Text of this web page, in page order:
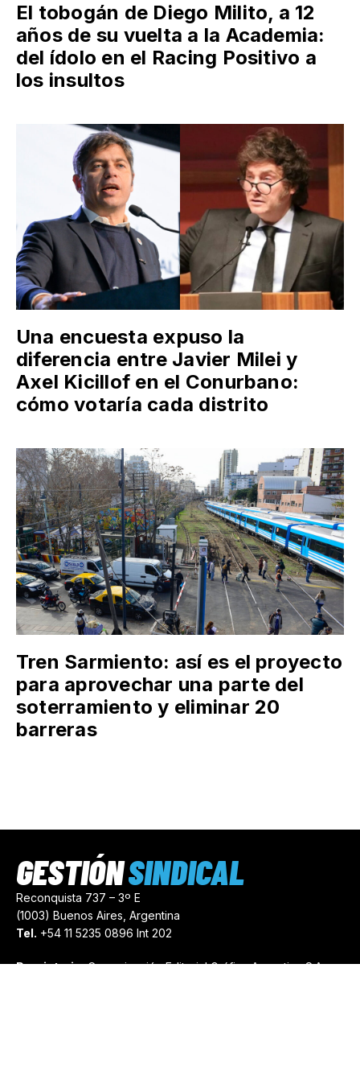
El tobogán de Diego Milito, a 12
años de su vuelta a la Academia:
del ídolo en el Racing Positivo a
los insultos
Una encuesta expuso la
diferencia entre Javier Milei y
Axel Kicillof en el Conurbano:
cómo votaría cada distrito
Tren Sarmiento: así es el proyecto
para aprovechar una parte del
soterramiento y eliminar 20
barreras
Reconquista 737 – 3º E
(1003) Buenos Aires, Argentina
Tel. +54 11 5235 0896 Int 202
Propietario:Comunicación Editorial Gráfica Argentina S.A.
GESTIÓNSINDICAL